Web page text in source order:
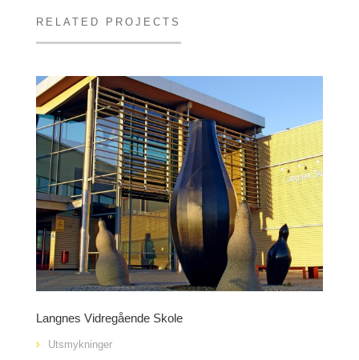
RELATED PROJECTS
Langnes Vidregående Skole
Utsmykninger